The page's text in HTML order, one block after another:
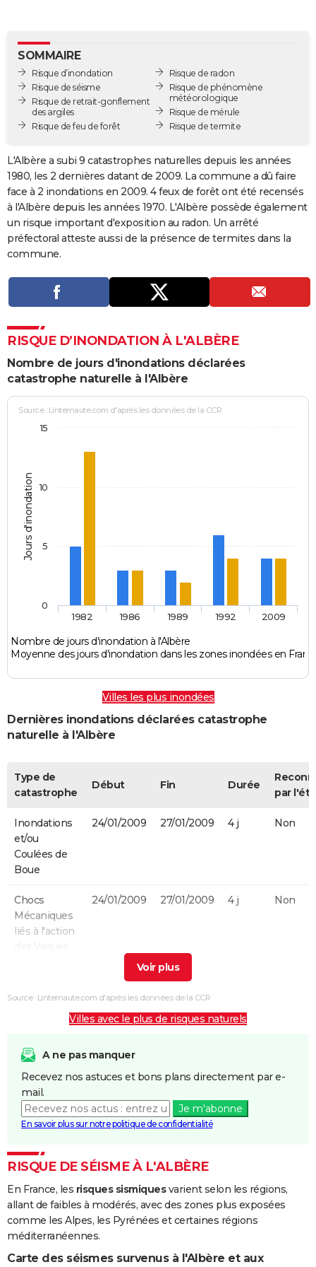
GUIDES D'ACHAT
BONS PLANS
CARTE DE VOEUX
Carte de Noël
Carte Bonne année
Carte Saint-Valentin
Carte Pâques
Carte d'anniversaire
DICTIONNAIRE
Dictionnaire
Biographies
Citations
Expressions
Proverbes
PROGRAMME TV
COPAINS D'AVANT
S'inscrire
Se connecter
Lycées
Collèges
Primaires
Universités
Entreprises
Service militaire
Avis de recherche
AVIS DE DÉCÈS
SOMMAIRE
Risque d’inondation
Risque de séisme
Risque de retrait-gonflement
des argiles
Risque de feu de forêt
Risque de radon
Risque de phénomène
météorologique
Risque de mérule
Risque de termite
L'Albère a subi 9 catastrophes naturelles depuis les années
1980, les 2 dernières datant de 2009. La commune a dû faire
face à 2 inondations en 2009. 4 feux de forêt ont été recensés
à l'Albère depuis les années 1970. L'Albère possède également
un risque important d'exposition au radon. Un arrêté
préfectoral atteste aussi de la présence de termites dans la
commune.
RISQUE D’INONDATION À L'ALBÈRE
Nombre de jours d'inondations déclarées
catastrophe naturelle à l'Albère
Jours d'inondation
Source : Linternaute.com d'après les données de la CCR
Nombre de jours d'inondation à l'Albère
Moyenne des jours d'inondation dans les zones inondées en
1982 1986 1989 1992 2009
0
5
10
15
Villes les plus inondées
Dernières inondations déclarées catastrophe
naturelle à l'Albère
Type de
catastrophe
Début Fin Durée
par
Inondations
et/ou
Coulées de
Boue
24/01/2009 27/01/2009 4 j Non
Chocs
Mécaniques
liés à l'action
des Vagues
24/01/2009 27/01/2009 4 j Non
et/ou
26/09/1992 27/09/1992
Inondations
et/ou
Coulées de
Boue
22/01/1992
Inondations
Coulées de
17/11/1989 19/11/1989
Inondations
et/ou
Coulées de
Boue
12/10/1986 14/10/1986 3 j Oui
Source : Linternaute.com d'après les données de la CCR
Villes avec le plus de risques naturels
A ne pas manquer
Recevez nos astuces et bons plans directement par e-
mail.
Je m'abonne
En savoir plus sur notre politique de confidentialité
RISQUE DE SÉISME À L'ALBÈRE
En France, les risques sismiquesvarient selon les régions,
allant de faibles à modérés, avec des zones plus exposées
comme les Alpes, les Pyrénées et certaines régions
méditerranéennes.
Carte des séismes survenus à l'Albère et aux